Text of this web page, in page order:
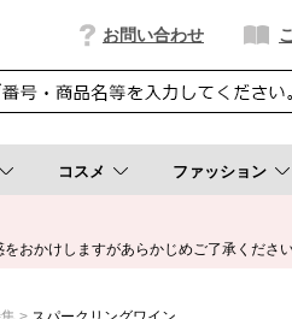
お問い合わせ
コスメ ファッション
おかけしますがあらかじめご了承ください